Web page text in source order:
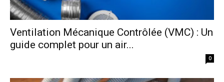
Ventilation Mécanique Contrôlée (VMC) : Un
guide complet pour un air...
0